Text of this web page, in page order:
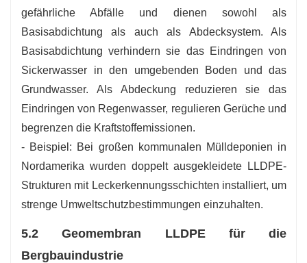
gefährliche Abfälle und dienen sowohl als
Basisabdichtung als auch als Abdecksystem. Als
Basisabdichtung verhindern sie das Eindringen von
Sickerwasser in den umgebenden Boden und das
Grundwasser. Als Abdeckung reduzieren sie das
Eindringen von Regenwasser, regulieren Gerüche und
begrenzen die Kraftstoffemissionen.
- Beispiel: Bei großen kommunalen Mülldeponien in
Nordamerika wurden doppelt ausgekleidete LLDPE-
Strukturen mit Leckerkennungsschichten installiert, um
strenge Umweltschutzbestimmungen einzuhalten.
5.2 Geomembran LLDPE für die
Bergbauindustrie